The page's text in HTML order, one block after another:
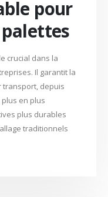
pour
palettes
crucial dans la
Il garantit la
transport, depuis
en plus
plus durables
traditionnels